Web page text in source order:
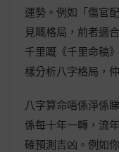
運勢。例如「傷官
見嘅格局，前者適
千里嘅《千里命稿
樣分析八字格局，
八字算命唔係淨係
係每十年一轉，流
確預測吉凶。例如